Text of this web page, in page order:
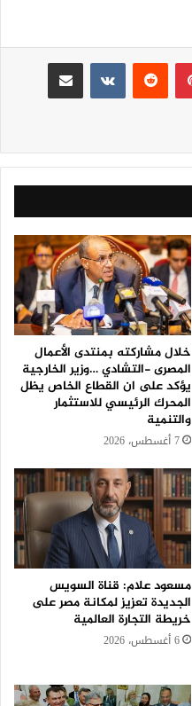
بينتيريست
خلال مشاركته بمنتدى الأعمال
المصرى -التشادي …وزير الخارجية
يؤكد على ان القطاع الخاص يظل
المحرك الرئيسي للاستثمار
والتنمية
7 أغسطس، 2026
مسعود علام: قناة السويس
الجديدة تعزيز لمكانة مصر على
خريطة التجارة العالمية
6 أغسطس، 2026